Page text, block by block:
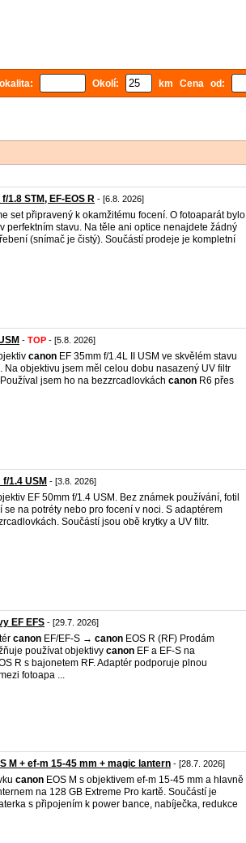
Okolí: km Cena od:
1.8 STM, EF-EOS R - [6.8. 2026]
set připravený k okamžitému focení. O fotoaparát bylo
perfektním stavu. Na těle ani optice nenajdete žádný
(snímač je čistý). Součástí prodeje je kompletní
- TOP - [5.8. 2026]
canon EF 35mm f/1.4L II USM ve skvělém stavu
Na objektivu jsem měl celou dobu nasazený UV filtr
jsem ho na bezzrcadlovkách canon R6 přes
1.4 USM - [3.8. 2026]
EF 50mm f/1.4 USM. Bez známek používání, fotil
se na potréty nebo pro focení v noci. S adaptérem
Součástí jsou obě krytky a UV filtr.
EF EFS - [29.7. 2026]
canon EF/EF-S → canon EOS R (RF) Prodám
používat objektivy canon EF a EF-S na
R s bajonetem RF. Adaptér podporuje plnou
fotoapa ...
M + ef-m 15-45 mm + magic lantern - [28.7. 2026]
canon EOS M s objektivem ef-m 15-45 mm a hlavně
na 128 GB Extreme Pro kartě. Součástí je
s připojením k power bance, nabíječka, redukce